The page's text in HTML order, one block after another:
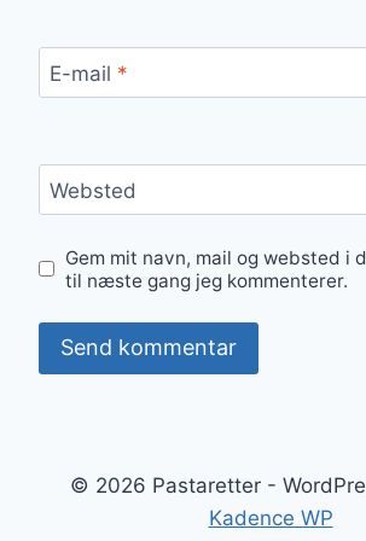
E-mail *
Websted
Gem mit navn, mail og websted i
til næste gang jeg kommenterer.
© 2026 Pastaretter -
Kadence WP